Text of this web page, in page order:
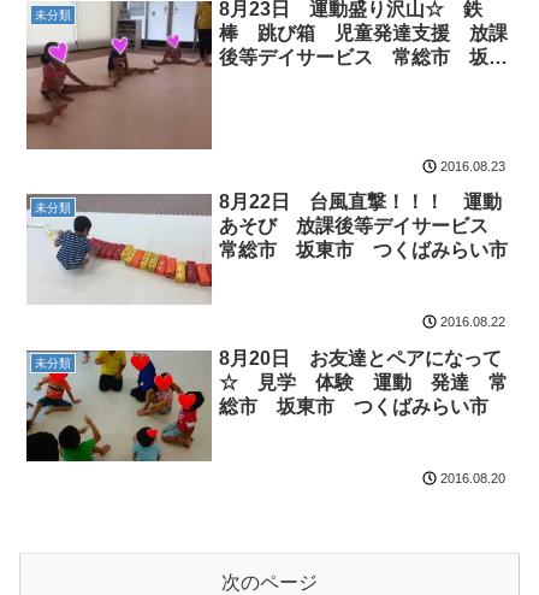
未分類
8月23日 運動盛り沢山☆ 鉄
棒 跳び箱 児童発達支援 放課
後等デイサービス 常総市 坂東
2016.08.23
未分類
8月22日 台風直撃！！！ 運動
あそび 放課後等デイサービス
常総市 坂東市 つくばみらい市
2016.08.22
未分類
8月20日 お友達とペアになって
☆ 見学 体験 運動 発達 常
総市 坂東市 つくばみらい市
2016.08.20
次のページ